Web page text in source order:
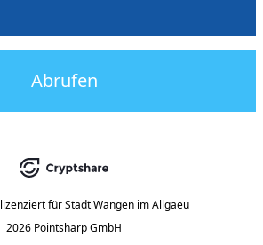
Abrufen
lizenziert für Stadt Wangen im Allgaeu
2026 Pointsharp GmbH